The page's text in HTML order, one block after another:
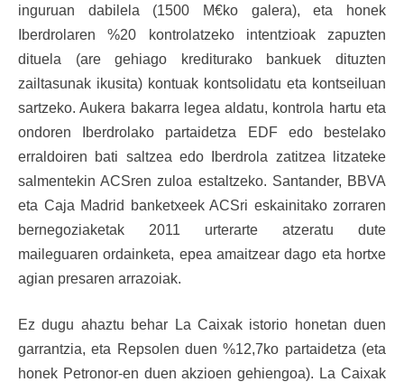
inguruan dabilela (1500 M€ko galera), eta honek
Iberdrolaren %20 kontrolatzeko intentzioak zapuzten
dituela (are gehiago krediturako bankuek dituzten
zailtasunak ikusita) kontuak kontsolidatu eta kontseiluan
sartzeko. Aukera bakarra legea aldatu, kontrola hartu eta
ondoren Iberdrolako partaidetza EDF edo bestelako
erraldoiren bati saltzea edo Iberdrola zatitzea litzateke
salmentekin ACSren zuloa estaltzeko. Santander, BBVA
eta Caja Madrid banketxeek ACSri eskainitako zorraren
bernegoziaketak 2011 urterarte atzeratu dute
maileguaren ordainketa, epea amaitzear dago eta hortxe
agian presaren arrazoiak.
Ez dugu ahaztu behar La Caixak istorio honetan duen
garrantzia, eta Repsolen duen %12,7ko partaidetza (eta
honek Petronor-en duen akzioen gehiengoa). La Caixak